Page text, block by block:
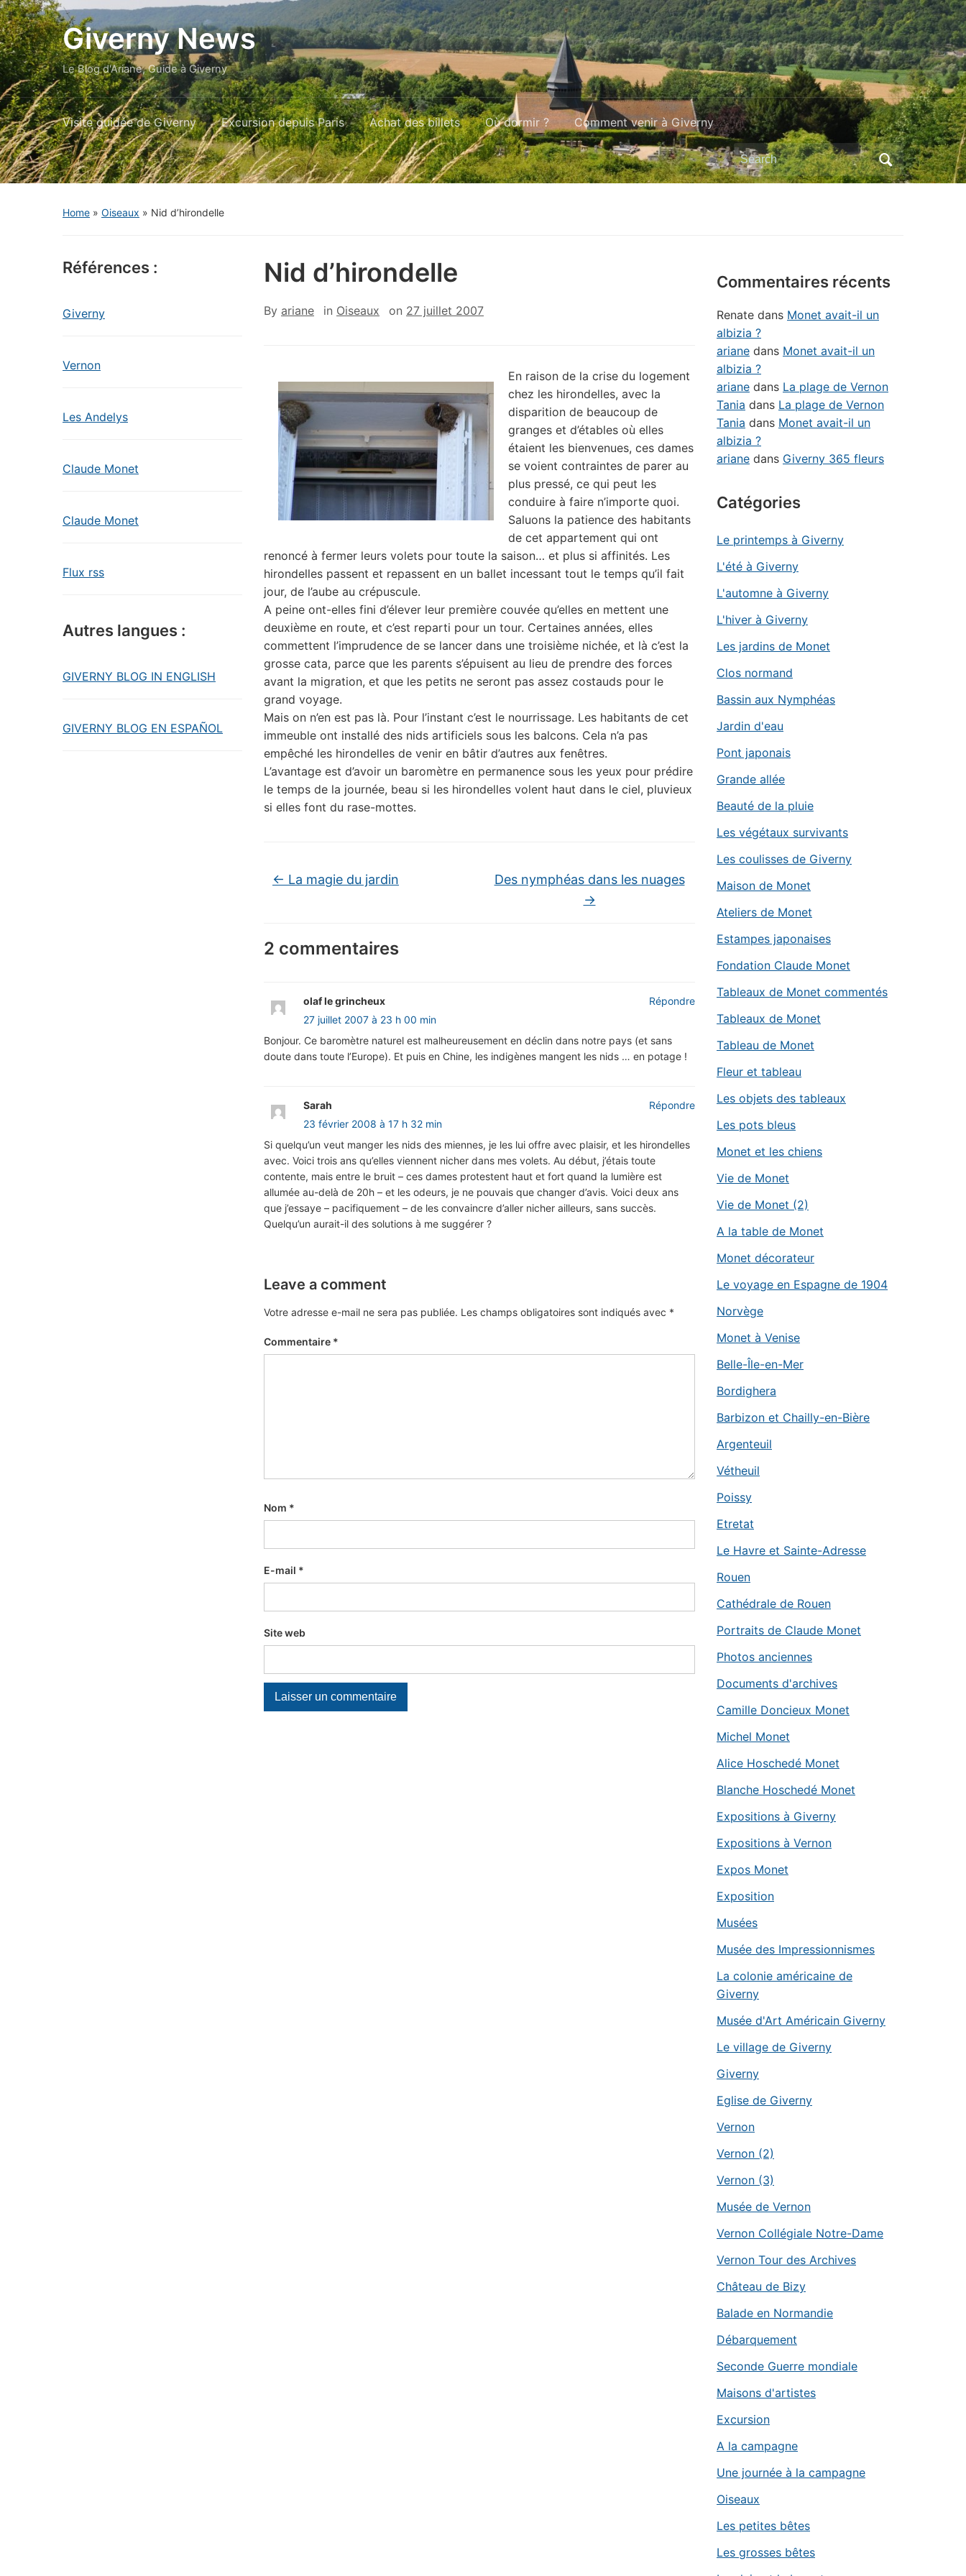
Giverny News
Le Blog d'Ariane, Guide à Giverny
Visite guidée de Giverny Excursion depuis Paris Achat des billets Où dormir ? Comment venir à Giverny
Search
for:
Home » Oiseaux » Nid d’hirondelle
Références :
Giverny
Vernon
Les Andelys
Claude Monet
Claude Monet
Flux rss
Autres langues :
GIVERNY BLOG IN ENGLISH
GIVERNY BLOG EN ESPAÑOL
Nid d’hirondelle
By ariane in Oiseaux on 27 juillet 2007
En raison de la crise du logement
chez les hirondelles, avec la
disparition de beaucoup de
granges et d’étables où elles
étaient les bienvenues, ces dames
se voient contraintes de parer au
plus pressé, ce qui peut les
conduire à faire n’importe quoi.
Saluons la patience des habitants
de cet appartement qui ont
renoncé à fermer leurs volets pour toute la saison… et plus si affinités. Les
hirondelles passent et repassent en un ballet incessant tout le temps qu’il fait
jour, de l’aube au crépuscule.
A peine ont-elles fini d’élever leur première couvée qu’elles en mettent une
deuxième en route, et c’est reparti pour un tour. Certaines années, elles
commettent l’imprudence de se lancer dans une troisième nichée, et là c’est la
grosse cata, parce que les parents s’épuisent au lieu de prendre des forces
avant la migration, et que les petits ne seront pas assez costauds pour le
grand voyage.
Mais on n’en est pas là. Pour l’instant c’est le nourrissage. Les habitants de cet
immeuble ont installé des nids artificiels sous les balcons. Cela n’a pas
empêché les hirondelles de venir en bâtir d’autres aux fenêtres.
L’avantage est d’avoir un baromètre en permanence sous les yeux pour prédire
le temps de la journée, beau si les hirondelles volent haut dans le ciel, pluvieux
si elles font du rase-mottes.
← La magie du jardin
Des nymphéas dans les nuages
→
2 commentaires
olaf le grincheux
27 juillet 2007 à 23 h 00 min
Bonjour. Ce baromètre naturel est malheureusement en déclin dans notre pays (et sans
doute dans toute l’Europe). Et puis en Chine, les indigènes mangent les nids … en potage !
Répondre
Sarah
23 février 2008 à 17 h 32 min
Si quelqu’un veut manger les nids des miennes, je les lui offre avec plaisir, et les hirondelles
avec. Voici trois ans qu’elles viennent nicher dans mes volets. Au début, j’étais toute
contente, mais entre le bruit – ces dames protestent haut et fort quand la lumière est
allumée au-delà de 20h – et les odeurs, je ne pouvais que changer d’avis. Voici deux ans
que j’essaye – pacifiquement – de les convaincre d’aller nicher ailleurs, sans succès.
Quelqu’un aurait-il des solutions à me suggérer ?
Répondre
Leave a comment
Votre adresse e-mail ne sera pas publiée. Les champs obligatoires sont indiqués avec *
Commentaire *
Nom *
E-mail *
Site web
Commentaires récents
Renate dans Monet avait-il un
albizia ?
ariane dans Monet avait-il un
albizia ?
ariane dans La plage de Vernon
Tania dans La plage de Vernon
Tania dans Monet avait-il un
albizia ?
ariane dans Giverny 365 fleurs
Catégories
Le printemps à Giverny
L'été à Giverny
L'automne à Giverny
L'hiver à Giverny
Les jardins de Monet
Clos normand
Bassin aux Nymphéas
Jardin d'eau
Pont japonais
Grande allée
Beauté de la pluie
Les végétaux survivants
Les coulisses de Giverny
Maison de Monet
Ateliers de Monet
Estampes japonaises
Fondation Claude Monet
Tableaux de Monet commentés
Tableaux de Monet
Tableau de Monet
Fleur et tableau
Les objets des tableaux
Les pots bleus
Monet et les chiens
Vie de Monet
Vie de Monet (2)
A la table de Monet
Monet décorateur
Le voyage en Espagne de 1904
Norvège
Monet à Venise
Belle-Île-en-Mer
Bordighera
Barbizon et Chailly-en-Bière
Argenteuil
Vétheuil
Poissy
Etretat
Le Havre et Sainte-Adresse
Rouen
Cathédrale de Rouen
Portraits de Claude Monet
Photos anciennes
Documents d'archives
Camille Doncieux Monet
Michel Monet
Alice Hoschedé Monet
Blanche Hoschedé Monet
Expositions à Giverny
Expositions à Vernon
Expos Monet
Exposition
Musées
Musée des Impressionnismes
La colonie américaine de
Giverny
Musée d'Art Américain Giverny
Le village de Giverny
Giverny
Eglise de Giverny
Vernon
Vernon (2)
Vernon (3)
Musée de Vernon
Vernon Collégiale Notre-Dame
Vernon Tour des Archives
Château de Bizy
Balade en Normandie
Débarquement
Seconde Guerre mondiale
Maisons d'artistes
Excursion
A la campagne
Une journée à la campagne
Oiseaux
Les petites bêtes
Les grosses bêtes